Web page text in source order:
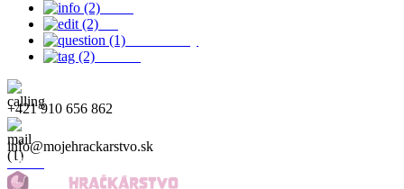
+421 910 656 862
info@mojehrackarstvo.sk
Menu